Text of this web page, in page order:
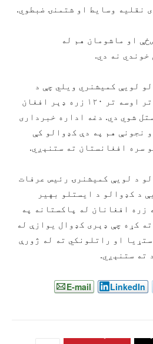
نقلیه وسایط او شتمنۍ ضبطوي.
او ماشومان هم له
خوندي نه دي.
لویې کمیشنري ویلي چې د
اپریل میاشتې له پیله تر اوسه تر ۱۲۰ زره ډېر افغان
شوي دي. دغه اداره خبرداری
نجونې هم په دې کډوالو کې
سره افغانستان ته ستنېږي.
د لویې کمیشنرۍ رئیس عرفات
د کډوالو د ایستلو بهیر
زره افغانان له پاکستانه په
کړه چې ډېری کډوال یوازې له
او راتلونکي ته له ژورې
ته ستنېږي.
LinkedIn
E-mail